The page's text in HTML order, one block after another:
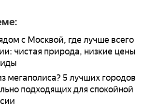
с Москвой, где лучше всего
чистая природа, низкие цены
мегаполиса? 5 лучших городов
подходящих для спокойной